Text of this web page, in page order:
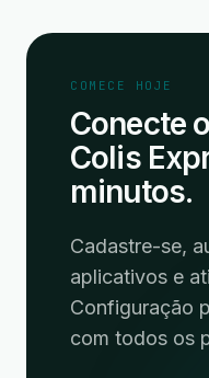
COMECE HOJE
Conecte
Colis
minutos.
Cadastre-se,
aplicativos e
Configuração
com todos os